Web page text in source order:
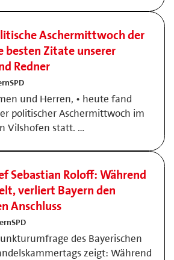
Aschermittwoch der
besten Zitate unserer
Redner
und Herren, • heute fand
politischer Aschermittwoch im
Vilshofen statt. …
Sebastian Roloff: Während
verliert Bayern den
Anschluss
des Bayerischen
zeigt: Während